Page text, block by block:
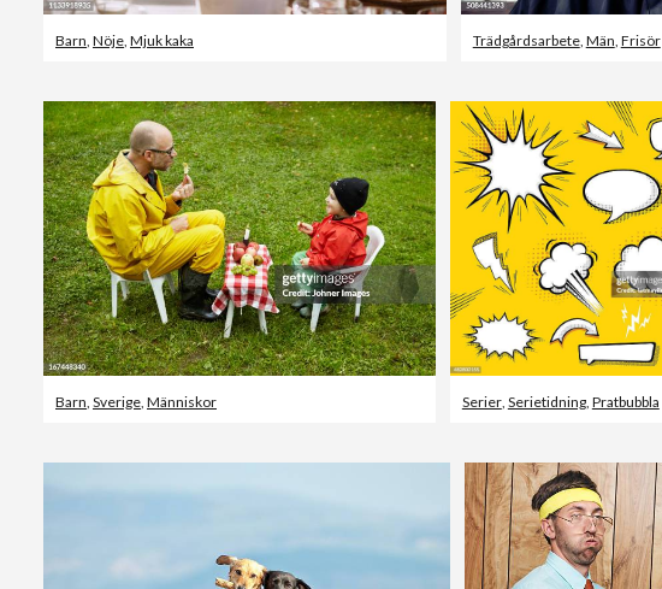
Barn Nöje Mjuk kaka Trädgårdsarbete, Män Frisör
Barn Sverige Människor Serier, Serietidning, Pratbubbla